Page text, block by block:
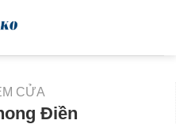
CỬA
Điền